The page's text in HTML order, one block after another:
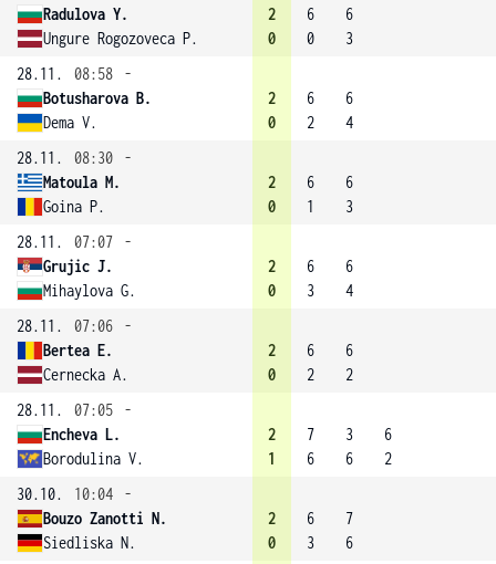
Radulova Y.
Ungure Rogozoveca P.
2
0
6
0
6
3
28.11.
08:58
-
Botusharova B.
Dema V.
2
0
6
2
6
4
28.11.
08:30
-
Matoula M.
Goina P.
2
0
6
1
6
3
28.11.
07:07
-
Grujic J.
Mihaylova G.
2
0
6
3
6
4
28.11.
07:06
-
Bertea E.
Cernecka A.
2
0
6
2
6
2
28.11.
07:05
-
Encheva L.
Borodulina V.
2
1
7
6
3
6
6
2
30.10.
10:04
-
Bouzo Zanotti N.
Siedliska N.
2
0
6
3
7
6